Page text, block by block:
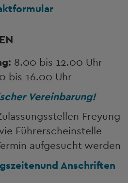
8.00 bis 12.00 Uhr
bis 16.00 Uhr
Vereinbarung!
Freyung
Führerscheinstelle
aufgesucht werden
und Anschriften